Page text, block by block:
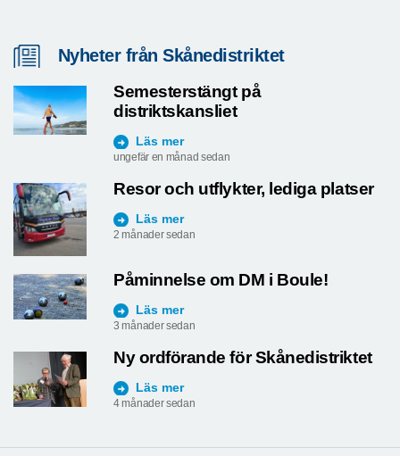
Nyheter från Skånedistriktet
Semesterstängt på
distriktskansliet
Läs mer
ungefär en månad sedan
Resor och utflykter, lediga platser
Läs mer
2 månader sedan
Påminnelse om DM i Boule!
Läs mer
3 månader sedan
Ny ordförande för Skånedistriktet
Läs mer
4 månader sedan